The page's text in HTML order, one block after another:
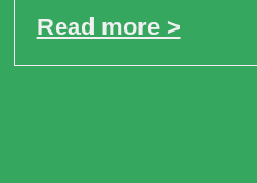
Read more >